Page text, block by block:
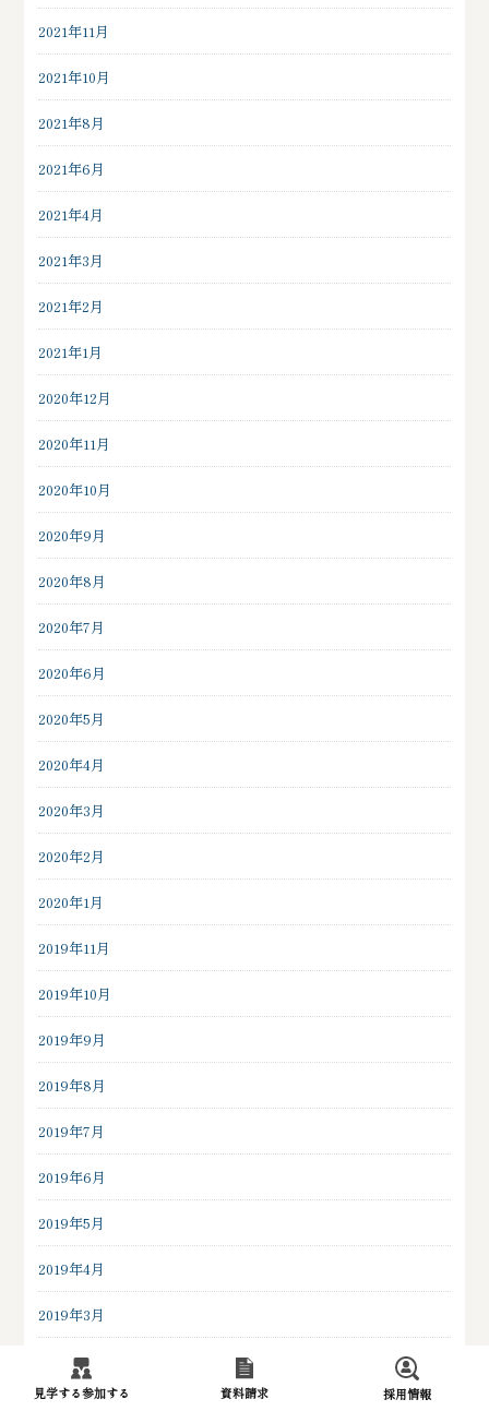
見学する参加する 資料請求 採用情報
2021年11月
2021年10月
2021年8月
2021年6月
2021年4月
2021年3月
2021年2月
2021年1月
2020年12月
2020年11月
2020年10月
2020年9月
2020年8月
2020年7月
2020年6月
2020年5月
2020年4月
2020年3月
2020年2月
2020年1月
2019年11月
2019年10月
2019年9月
2019年8月
2019年7月
2019年6月
2019年5月
2019年4月
2019年3月
2019年2月